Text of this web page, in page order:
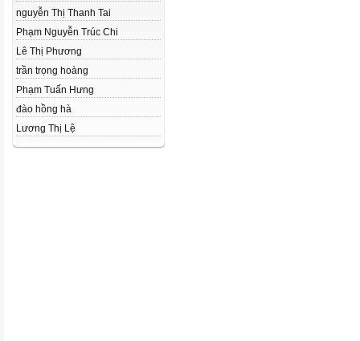
nguyễn Thị Thanh Tai
Phạm Nguyễn Trúc Chi
Lê Thị Phương
trần trọng hoàng
Phạm Tuấn Hưng
đào hồng hà
Lương Thị Lệ